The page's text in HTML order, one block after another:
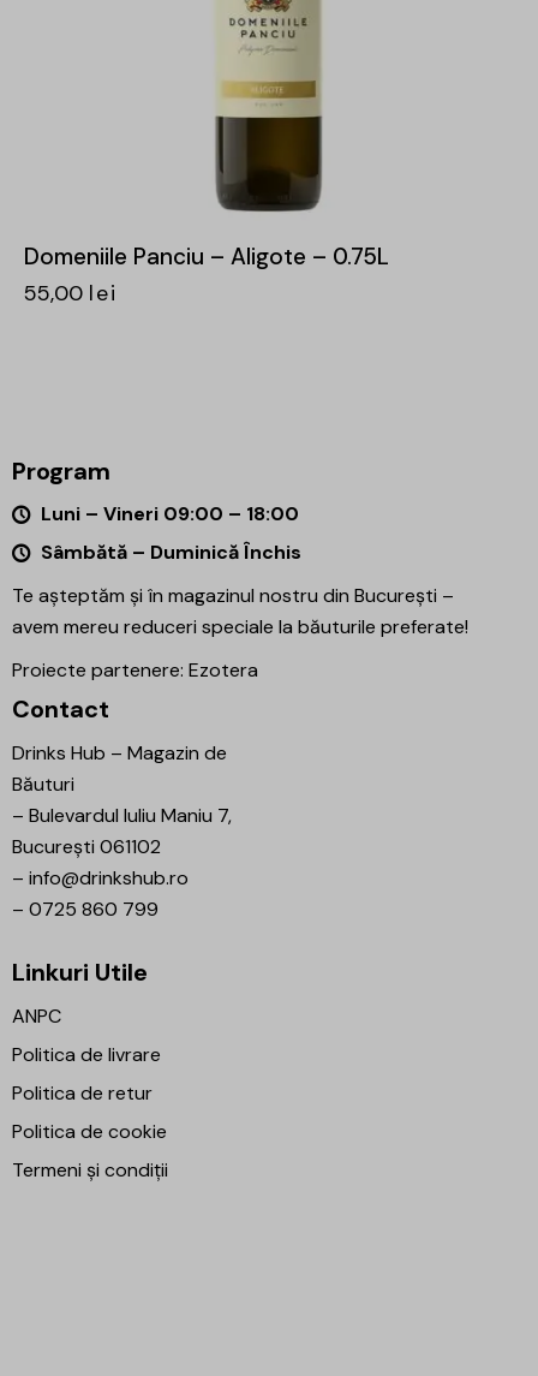
Domeniile Panciu – Aligote – 0.75L
55,00 lei
Program
Luni – Vineri 09:00 – 18:00
Sâmbătă – Duminică Închis
Te așteptăm și în magazinul nostru din București –
avem mereu reduceri speciale la băuturile preferate!
Proiecte partenere: Ezotera
Contact
Drinks Hub – Magazin de
Băuturi
– Bulevardul Iuliu Maniu 7,
București 061102
– info@drinkshub.ro
– 0725 860 799
Linkuri Utile
ANPC
Politica de livrare
Politica de retur
Politica de cookie
Termeni și condiții